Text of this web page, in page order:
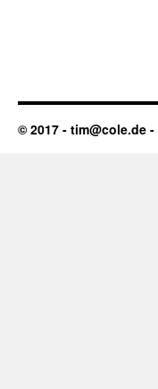
© 2017 - tim@cole.de -